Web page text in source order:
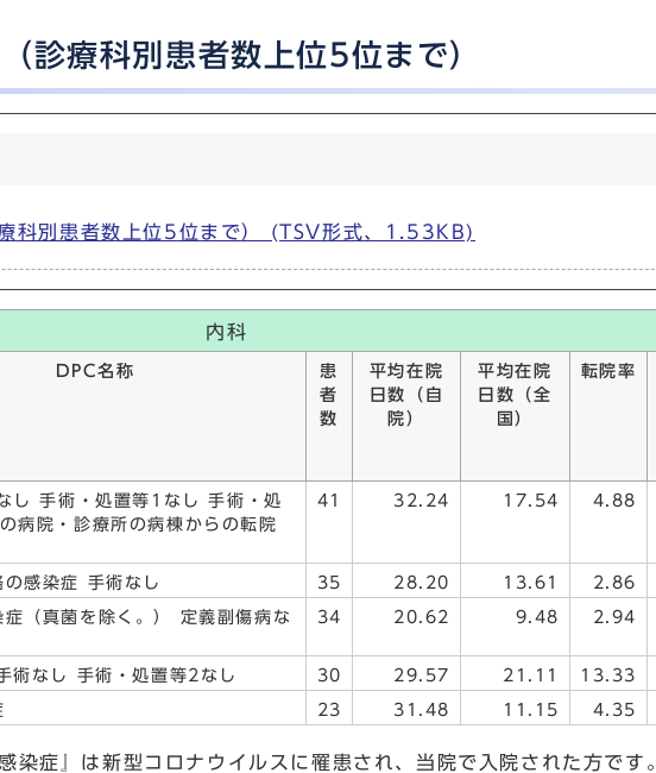
診療科別患者数上位5位まで）
科別患者数上位5位まで） (TSV形式、1.53KB)
内科
DPC名称
患
者
数
平均在院
日数（自
院）
平均在院
日数（全
国）
転院率
し 手術・処置等1なし 手術・処
病院・診療所の病棟からの転院
41 32.24 17.54 4.88
の感染症 手術なし 35 28.20 13.61 2.86
症（真菌を除く。） 定義副傷病な
34 20.62 9.48 2.94
術なし 手術・処置等2なし 30 29.57 21.11 13.33
23 31.48 11.15 4.35
染症』は新型コロナウイルスに罹患され、当院で入院された方です